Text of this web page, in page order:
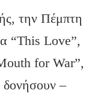
την Πέμπτη
“This Love”,
for War”,
–